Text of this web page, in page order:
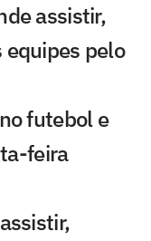
assistir,
equipes pelo
futebol e
feira